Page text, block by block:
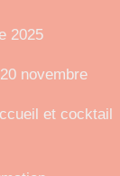
2025
novembre
et cocktail